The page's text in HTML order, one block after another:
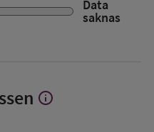
Data
saknas
Visa
info